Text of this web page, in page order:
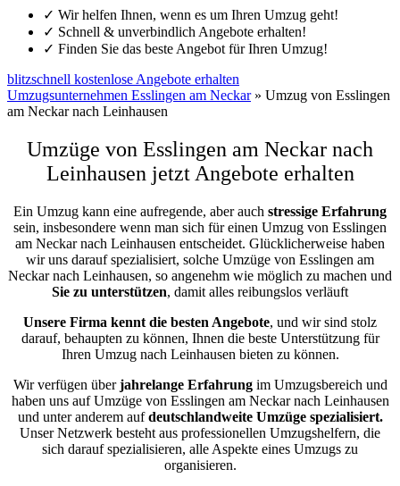
✓ Wir helfen Ihnen, wenn es um Ihren Umzug geht!
✓ Schnell & unverbindlich Angebote erhalten!
✓ Finden Sie das beste Angebot für Ihren Umzug!
blitzschnell kostenlose Angebote erhalten
Umzugsunternehmen Esslingen am Neckar» Umzug von Esslingen
am Neckar nach Leinhausen
Umzüge von Esslingen am Neckar nach
Leinhausen jetzt Angebote erhalten
Ein Umzug kann eine aufregende, aber auch stressige Erfahrung
sein, insbesondere wenn man sich für einen Umzug von Esslingen
am Neckar nach Leinhausen entscheidet. Glücklicherweise haben
wir uns darauf spezialisiert, solche Umzüge von Esslingen am
Neckar nach Leinhausen, so angenehm wie möglich zu machen und
Sie zu unterstützen, damit alles reibungslos verläuft
Unsere Firma kennt die besten Angebote, und wir sind stolz
darauf, behaupten zu können, Ihnen die beste Unterstützung für
Ihren Umzug nach Leinhausen bieten zu können.
Wir verfügen überjahrelange Erfahrungim Umzugsbereich und
haben uns auf Umzüge von Esslingen am Neckar nach Leinhausen
und unter anderem aufdeutschlandweite Umzüge spezialisiert.
Unser Netzwerk besteht aus professionellen Umzugshelfern, die
sich darauf spezialisieren, alle Aspekte eines Umzugs zu
organisieren.